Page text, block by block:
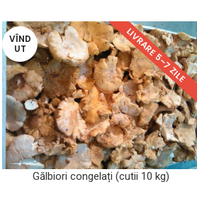
VÎND
UT
LIVRARE 5–7 ZILE
CITEȘTE MAI MULT
Gălbiori congelați (cutii 10 kg)